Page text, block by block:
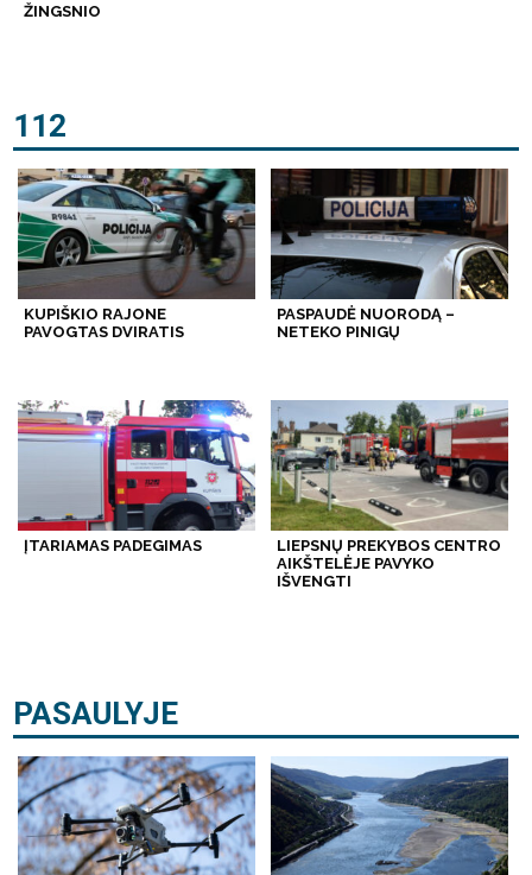
ŽINGSNIO
112
KUPIŠKIO RAJONE
PAVOGTAS DVIRATIS
PASPAUDĖ NUORODĄ –
NETEKO PINIGŲ
ĮTARIAMAS PADEGIMAS
LIEPSNŲ PREKYBOS CENTRO
AIKŠTELĖJE PAVYKO
IŠVENGTI
PASAULYJE